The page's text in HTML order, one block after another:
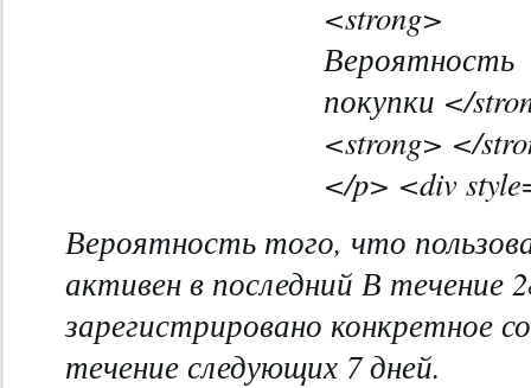
Вероятность того, что
активен в последний В течение
зарегистрировано конкретное
течение следующих 7 дней.